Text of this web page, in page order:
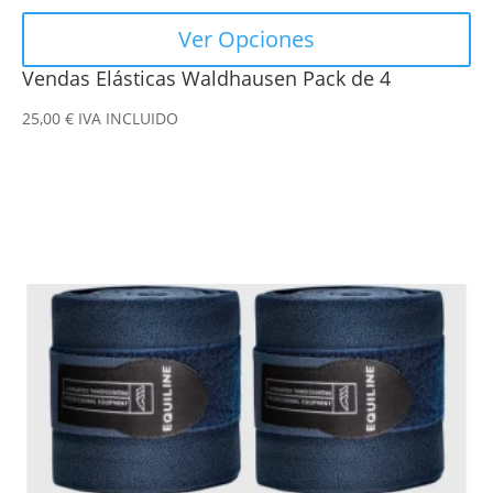
Vendas Elásticas Waldhausen Pack de 4
25,00 € IVA INCLUIDO
Ver Opciones
Este
producto
tiene
múltiples
variantes.
opciones